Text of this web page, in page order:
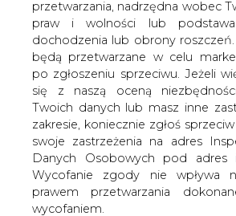
przetwarzania, nadrzędna wobec
praw i wolności lub
dochodzenia lub obrony
będą przetwarzane w celu
po zgłoszeniu sprzeciwu. Jeżeli
się z naszą oceną
Twoich danych lub masz inne
zakresie, koniecznie zgłoś
swoje zastrzeżenia na adres
Danych Osobowych pod adres
Wycofanie zgody nie wpływa
prawem przetwarzania
wycofaniem.
wątpliwości, dołączają rodzaj
zapewniają, że „neodymy” są
„dedykowanego” zastosowania.
wątpliwości pozostają i to
dystrybutorzy mediów odnotowują
coraz więcej przypadków dziwnego
dotychczas działających bez zarzutów.
Magnes neodymowy przyłożony
chociaż na chwilę pozostawia
spowolniony licznik po czasie
wykazując nawet kilkakrotny